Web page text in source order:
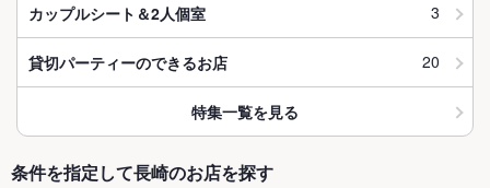
カップルシート＆2人個室 3
貸切パーティーのできるお店 20
特集一覧を見る
条件を指定して長崎のお店を探す